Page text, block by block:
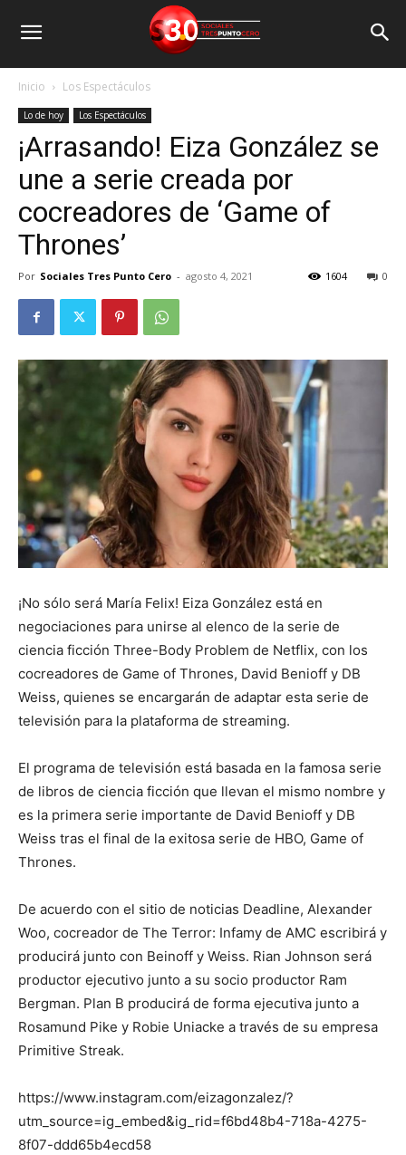
Inicio Los Espectáculos
Lo de hoy Los Espectáculos
¡Arrasando! Eiza González se
une a serie creada por
cocreadores de ‘Game of
Thrones’
Por Sociales Tres Punto Cero - agosto 4, 2021 0
1604
¡No sólo será María Felix! Eiza González está en
negociaciones para unirse al elenco de la serie de
ciencia ficción Three-Body Problem de Netflix, con los
cocreadores de Game of Thrones, David Benioff y DB
Weiss, quienes se encargarán de adaptar esta serie de
televisión para la plataforma de streaming.
El programa de televisión está basada en la famosa serie
de libros de ciencia ficción que llevan el mismo nombre y
es la primera serie importante de David Benioff y DB
Weiss tras el final de la exitosa serie de HBO, Game of
Thrones.
De acuerdo con el sitio de noticias Deadline, Alexander
Woo, cocreador de The Terror: Infamy de AMC escribirá y
producirá junto con Beinoff y Weiss. Rian Johnson será
productor ejecutivo junto a su socio productor Ram
Bergman. Plan B producirá de forma ejecutiva junto a
Rosamund Pike y Robie Uniacke a través de su empresa
Primitive Streak.
https://www.instagram.com/eizagonzalez/?
utm_source=ig_embed&ig_rid=f6bd48b4-718a-4275-
8f07-ddd65b4ecd58